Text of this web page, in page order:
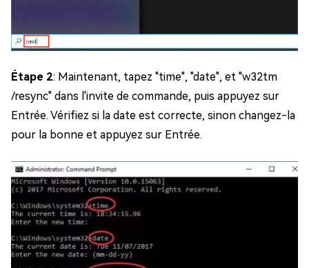
Étape 2: Maintenant, tapez "time", "date", et "w32tm
/resync" dans l'invite de commande, puis appuyez sur
Entrée. Vérifiez si la date est correcte, sinon changez-la
pour la bonne et appuyez sur Entrée.